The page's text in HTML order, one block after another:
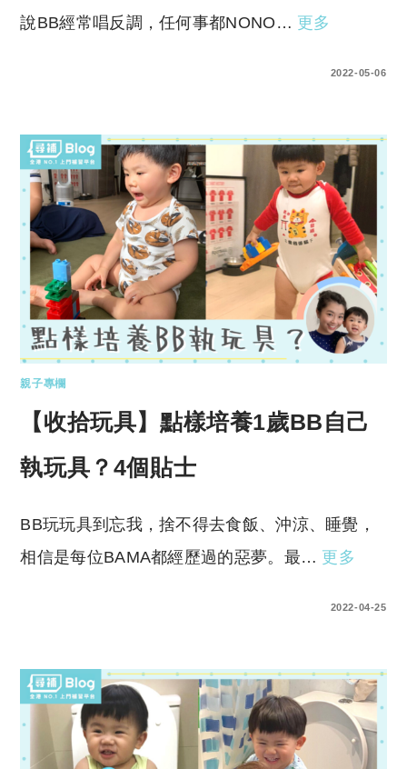
說BB經常唱反調，任何事都NONO… 更多
2022-05-06
親子專欄
【收拾玩具】點樣培養1歲BB自己
執玩具？4個貼士
BB玩玩具到忘我，捨不得去食飯、沖涼、睡覺，
相信是每位BAMA都經歷過的惡夢。最… 更多
2022-04-25